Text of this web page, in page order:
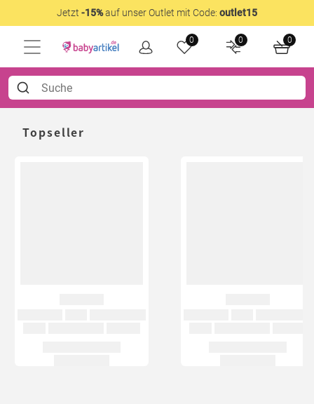
Jetzt -15%auf unser Outlet mit Code: outlet15
0 0 0
Topseller